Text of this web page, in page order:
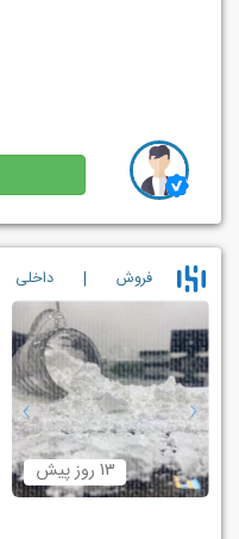
فروش | داخلي
13 روز پیش